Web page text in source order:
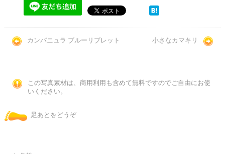
カンパニュラ ブルーリブレット 小さなカマキリ
この写真素材は、商用利用も含めて無料ですのでご自由にお使
いください。
足あとをどうぞ